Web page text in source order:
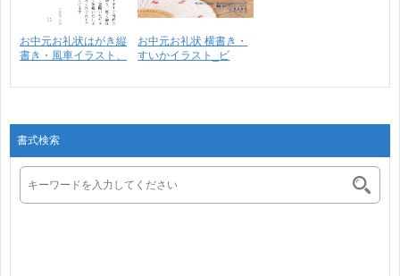
お中元お礼状はがき縦
書き・風車イラスト、
お中元お礼状 横書き・
すいかイラスト_ビ
書式検索